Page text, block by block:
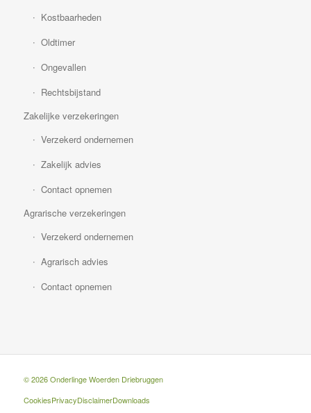
Kostbaarheden
Oldtimer
Ongevallen
Rechtsbijstand
Zakelijke verzekeringen
Verzekerd ondernemen
Zakelijk advies
Contact opnemen
Agrarische verzekeringen
Verzekerd ondernemen
Agrarisch advies
Contact opnemen
© 2026 Onderlinge Woerden Driebruggen
CookiesPrivacyDisclaimerDownloads